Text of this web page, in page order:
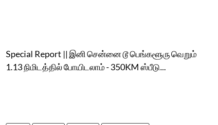
Special Report || இனி சென்னை டூ பெங்களூரு வெறும்
1.13 நிமிடத்தில் போயிடலாம் - 350KM ஸ்பீடு...